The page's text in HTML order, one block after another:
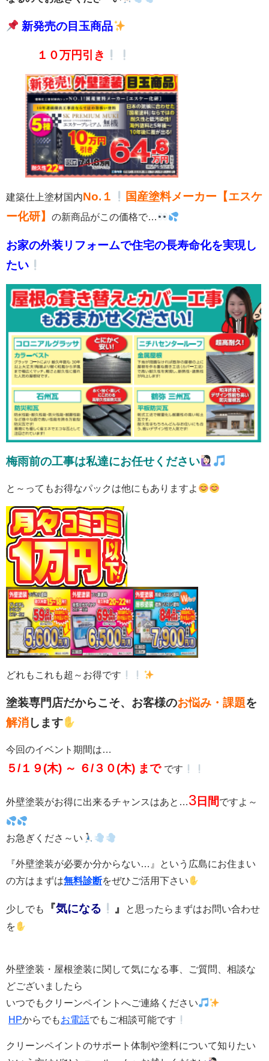
新発売の目玉商品
１０万円引き
建築仕上塗材国内No.１
国産塗料メーカー【エスケ
ー化研】
の新商品がこの価格で…
お家の外装リフォームで住宅の長寿命化を実現し
たい
梅雨前の工事は私達にお任せください
と～ってもお得なパックは他にもありますよ
どれもこれも超～お得です
塗装専門店だからこそ、お客様のお悩み・課題を
解消します
今回のイベント期間は…
５/１９(木) ～ ６/３０(木) まで です
外壁塗装がお得に出来るチャンスはあと…3 日間ですよ～
お急ぎくださ～い
『外壁塗装が必要か分からない…』という広島にお住まい
の方はまずは無料診断をぜひご活用下さい
少しでも 『気になる 』
と思ったらまずはお問い合わせ
を
外壁塗装・屋根塗装に関して気になる事、ご質問、相談な
どございましたら
いつでもクリーンペイントへご連絡ください
HPからでもお電話でもご相談可能です
クリーンペイントのサポート体制や塗料について知りたい